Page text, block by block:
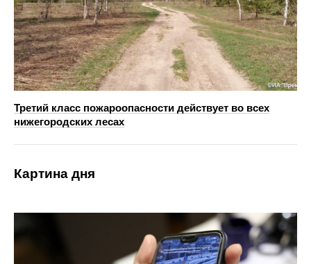
Третий класс пожароопасности действует во всех
нижегородских лесах
Картина дня